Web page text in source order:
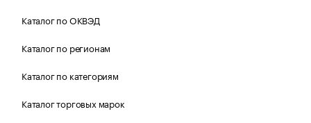
Каталог по ОКВЭД
Каталог по регионам
Каталог по категориям
Каталог торговых марок